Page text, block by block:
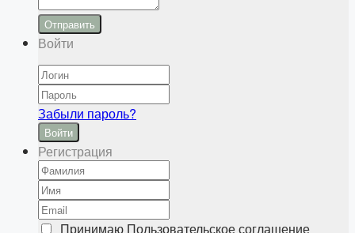
Отправить
Войти
Забыли пароль?
Войти
Регистрация
Принимаю Пользовательское соглашение